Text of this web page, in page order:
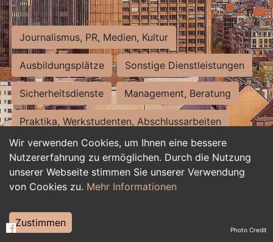
Wir verwenden Cookies, um Ihnen eine bessere
Nutzererfahrung zu ermöglichen. Durch die Nutzung
unserer Webseite stimmen Sie unserer Verwendung
von Cookies zu. Mehr Informationen
Zustimmen
Journalismus, PR, Medien, Kultur
Ausbildungsplätze Sonstige Dienstleistungen
Sicherheitsdienste Management, Beratung
Praktika, Werkstudenten, Abschlussarbeiten
Personalwesen Assistenz, Sekretariat
Hilfskräfte, Aushilfs- und Nebenjobs
Weiterbildung, Studium, duale Ausbildung Photo Credit